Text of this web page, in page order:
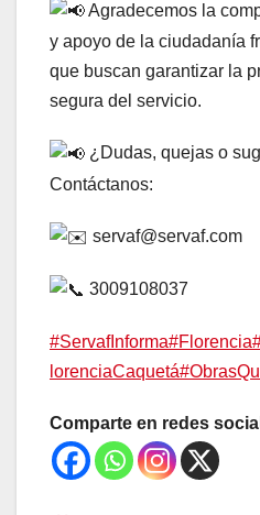
Agradecemos la
y apoyo de la ciudadanía
que buscan garantizar la
segura del servicio.
¿Dudas, quejas o
Contáctanos:
servaf@servaf.com
3009108037
#ServafInforma#Florencia
lorenciaCaquetá
Comparte en redes